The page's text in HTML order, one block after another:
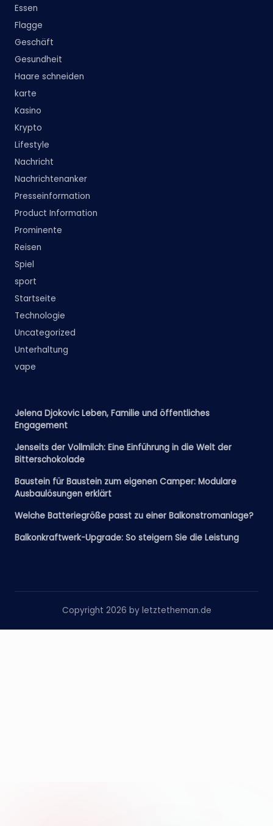
Essen
Flagge
Geschäft
Gesundheit
Haare schneiden
karte
Kasino
Krypto
Lifestyle
Nachricht
Nachrichtenanker
Presseinformation
Product Information
Prominente
Reisen
Spiel
sport
Startseite
Technologie
Uncategorized
Unterhaltung
vape
Jelena Djokovic Leben, Familie und öffentliches
Engagement
Jenseits der Vollmilch: Eine Einführung in die Welt der
Bitterschokolade
Baustein für Baustein zum eigenen Camper: Modulare
Ausbaulösungen erklärt
Welche Batteriegröße passt zu einer Balkonstromanlage?
Balkonkraftwerk-Upgrade: So steigern Sie die Leistung
Copyright 2026 by letztetheman.de